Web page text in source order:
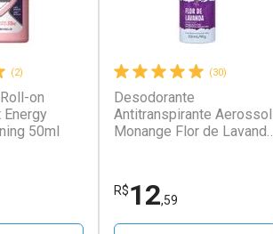
(2)
on
50ml
(30)
Desodorante
Antitranspirante Aerossol
Monange Flor de Lavanda
R$12,59